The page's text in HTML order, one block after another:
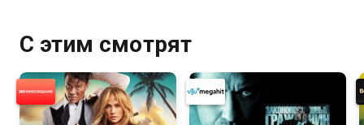
С этим смотрят